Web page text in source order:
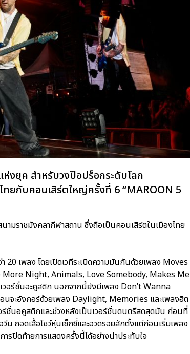
งยุค สำหรับวงป็อปร็อกระดับโลก
ทยกับคอนเสิร์ตใหญ่ครั้งที่ 6 “MAROON 5
ามราชมังคลากีฬาสถาน ซึ่งถือเป็นคอนเสิร์ตในเมืองไทย
เพลง โดยเปิดเวทีระเบิดความมันกันด้วยเพลง Moves
Night, Animals, Love Somebody, Makes Me
อร์ชั่นอะคูสติก นอกจากนี้ยังมีเพลง Don’t Wanna
จะอังกอร์ด้วยเพลง Daylight, Memories และเพลงฮิต
ชั่นอคูสติกและช่วงหลังเป็นเวอร์ชั่นดนตรีสดสุดมัน ก่อนที่
ถอดเสื้อโชว์หุ่นเซ็กซี่และอวดรอยสักตั้งแต่ก่อนเริ่มเพลง
รปิดท้ายการแสดงครั้งนี้ได้อย่างน่าประทับใจ